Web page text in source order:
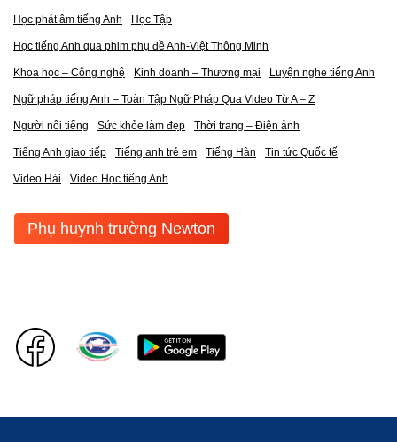
Học phát âm tiếng Anh Học Tập
Học tiếng Anh qua phim phụ đề Anh-Việt Thông Minh
Khoa học – Công nghệ Kinh doanh – Thương mại Luyện nghe tiếng Anh
Ngữ pháp tiếng Anh – Toàn Tập Ngữ Pháp Qua Video Từ A – Z
Người nổi tiếng Sức khỏe làm đẹp Thời trang – Điện ảnh
Tiếng Anh giao tiếp Tiếng anh trẻ em Tiếng Hàn Tin tức Quốc tế
Video Hài Video Học tiếng Anh
Phụ huynh trường Newton